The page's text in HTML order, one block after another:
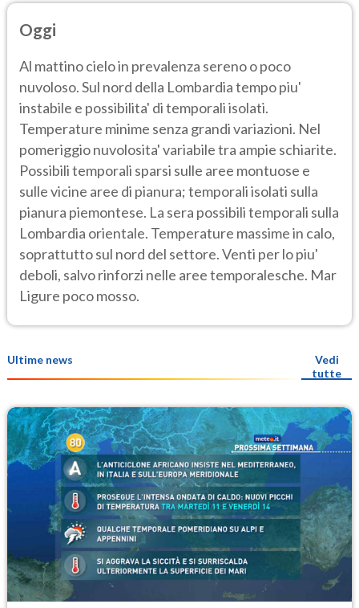
Oggi
Al mattino cielo in prevalenza sereno o poco
nuvoloso. Sul nord della Lombardia tempo piu'
instabile e possibilita' di temporali isolati.
Temperature minime senza grandi variazioni. Nel
pomeriggio nuvolosita' variabile tra ampie schiarite.
Possibili temporali sparsi sulle aree montuose e
sulle vicine aree di pianura; temporali isolati sulla
pianura piemontese. La sera possibili temporali sulla
Lombardia orientale. Temperature massime in calo,
soprattutto sul nord del settore. Venti per lo piu'
deboli, salvo rinforzi nelle aree temporalesche. Mar
Ligure poco mosso.
Ultime news
Vedi
tutte